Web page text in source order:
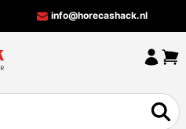
info@horecashack.nl